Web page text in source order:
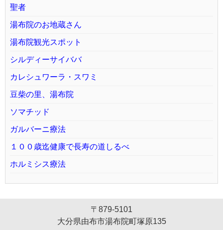
聖者
湯布院のお地蔵さん
湯布院観光スポット
シルディーサイババ
カレシュワーラ・スワミ
豆柴の里、湯布院
ソマチッド
ガルバーニ療法
１００歳迄健康で長寿の道しるべ
ホルミシス療法
〒879-5101
大分県由布市湯布院町塚原135